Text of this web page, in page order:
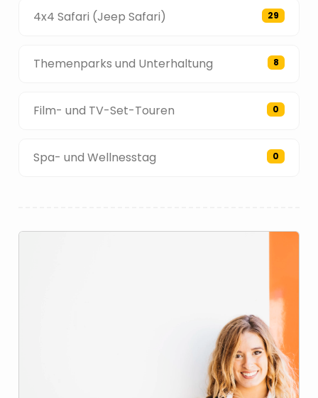
4x4 Safari (Jeep Safari) 29
Themenparks und Unterhaltung 8
Film- und TV-Set-Touren 0
Spa- und Wellnesstag 0